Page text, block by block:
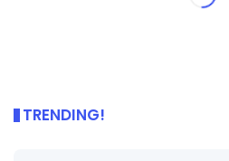
TRENDING!